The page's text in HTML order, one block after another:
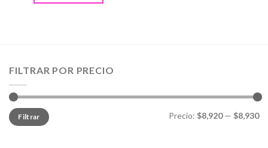
FILTRAR POR PRECIO
Precio
mínimo
Precio
máximo
Filtrar Precio: $8,920— $8,930